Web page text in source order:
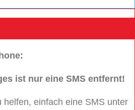
ist nur eine SMS entfernt!
helfen, einfach eine SMS unter